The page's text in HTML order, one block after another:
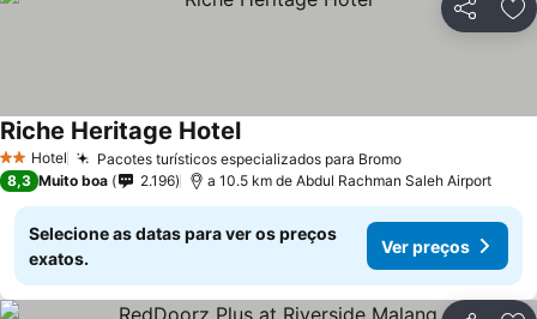
Partilhar
2 Estrelas
Hotel Pacotes turísticos especializados para Bromo
Riche Heritage Hotel
8,3 Muito boa 2.196 a 10.5 km de Abdul Rachman Saleh Airport
Selecione as datas para ver os preços
exatos.
Ver preços